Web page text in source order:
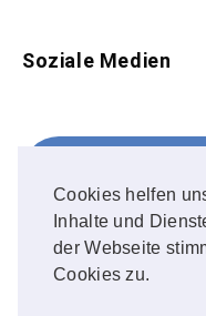
Cookies helfen
Inhalte und
der Webseite
Cookies zu.
Soziale Medien
FOLLOW ME!
Instagram
OUR PHOTOS!